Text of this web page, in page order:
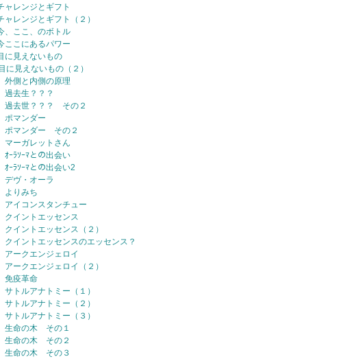
レンジとギフト
レンジとギフト（２）
ここ、のボトル
こにあるパワー
見えないもの
見えないもの（２）
側と内側の原理
去生？？？
去世？？？ その２
マンダー
ポマンダー その２
ーガレットさん
ｰﾗｿｰﾏとの出会い
ｰﾗｿｰﾏとの出会い2
ヴ・オーラ
りみち
イコンスタンチュー
イントエッセンス
イントエッセンス（２）
イントエッセンスのエッセンス？
ークエンジェロイ
ークエンジェロイ（２）
疫革命
トルアナトミー（１）
トルアナトミー（２）
トルアナトミー（３）
生命の木 その１
生命の木 その２
生命の木 その３